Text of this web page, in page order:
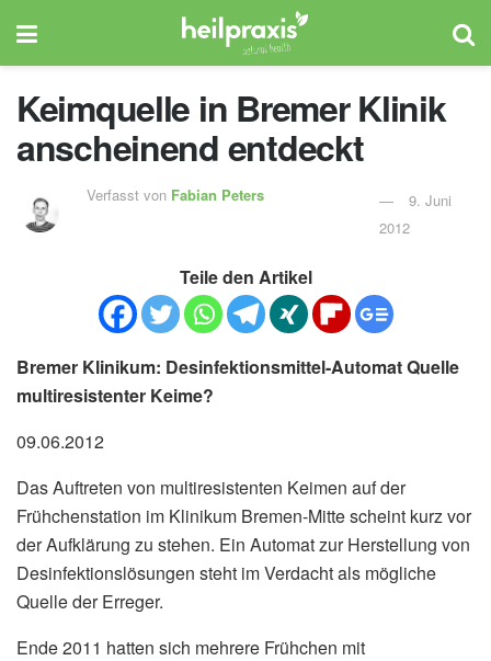
Keimquelle in Bremer Klinik
anscheinend entdeckt
Verfasst von Fabian Peters
9. Juni
2012
Teile den Artikel
Bremer Klinikum: Desinfektionsmittel-Automat Quelle
multiresistenter Keime?
09.06.2012
Das Auftreten von multiresistenten Keimen auf der
Frühchenstation im Klinikum Bremen-Mitte scheint kurz vor
der Aufklärung zu stehen. Ein Automat zur Herstellung von
Desinfektionslösungen steht im Verdacht als mögliche
Quelle der Erreger.
Ende 2011 hatten sich mehrere Frühchen mit